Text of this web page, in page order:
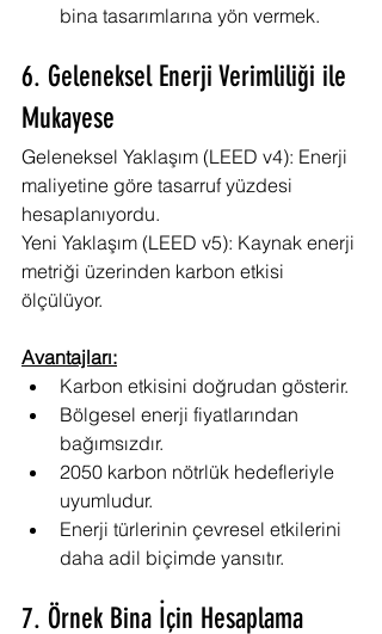
bina tasarımlarına yön vermek.
6. Geleneksel Enerji Verimliliği ile
Mukayese
Geleneksel Yaklaşım (LEED v4): Enerji
maliyetine göre tasarruf yüzdesi
hesaplanıyordu.
Yeni Yaklaşım (LEED v5): Kaynak enerji
metriği üzerinden karbon etkisi
ölçülüyor.
Avantajları:
Karbon etkisini doğrudan gösterir.
Bölgesel enerji fiyatlarından
bağımsızdır.
2050 karbon nötrlük hedefleriyle
uyumludur.
Enerji türlerinin çevresel etkilerini
daha adil biçimde yansıtır.
7. Örnek Bina İçin Hesaplama